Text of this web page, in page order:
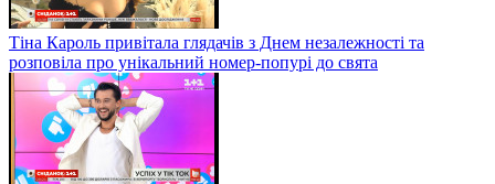
Тіна Кароль привітала глядачів з Днем незалежності та
розповіла про унікальний номер-попурі до свята